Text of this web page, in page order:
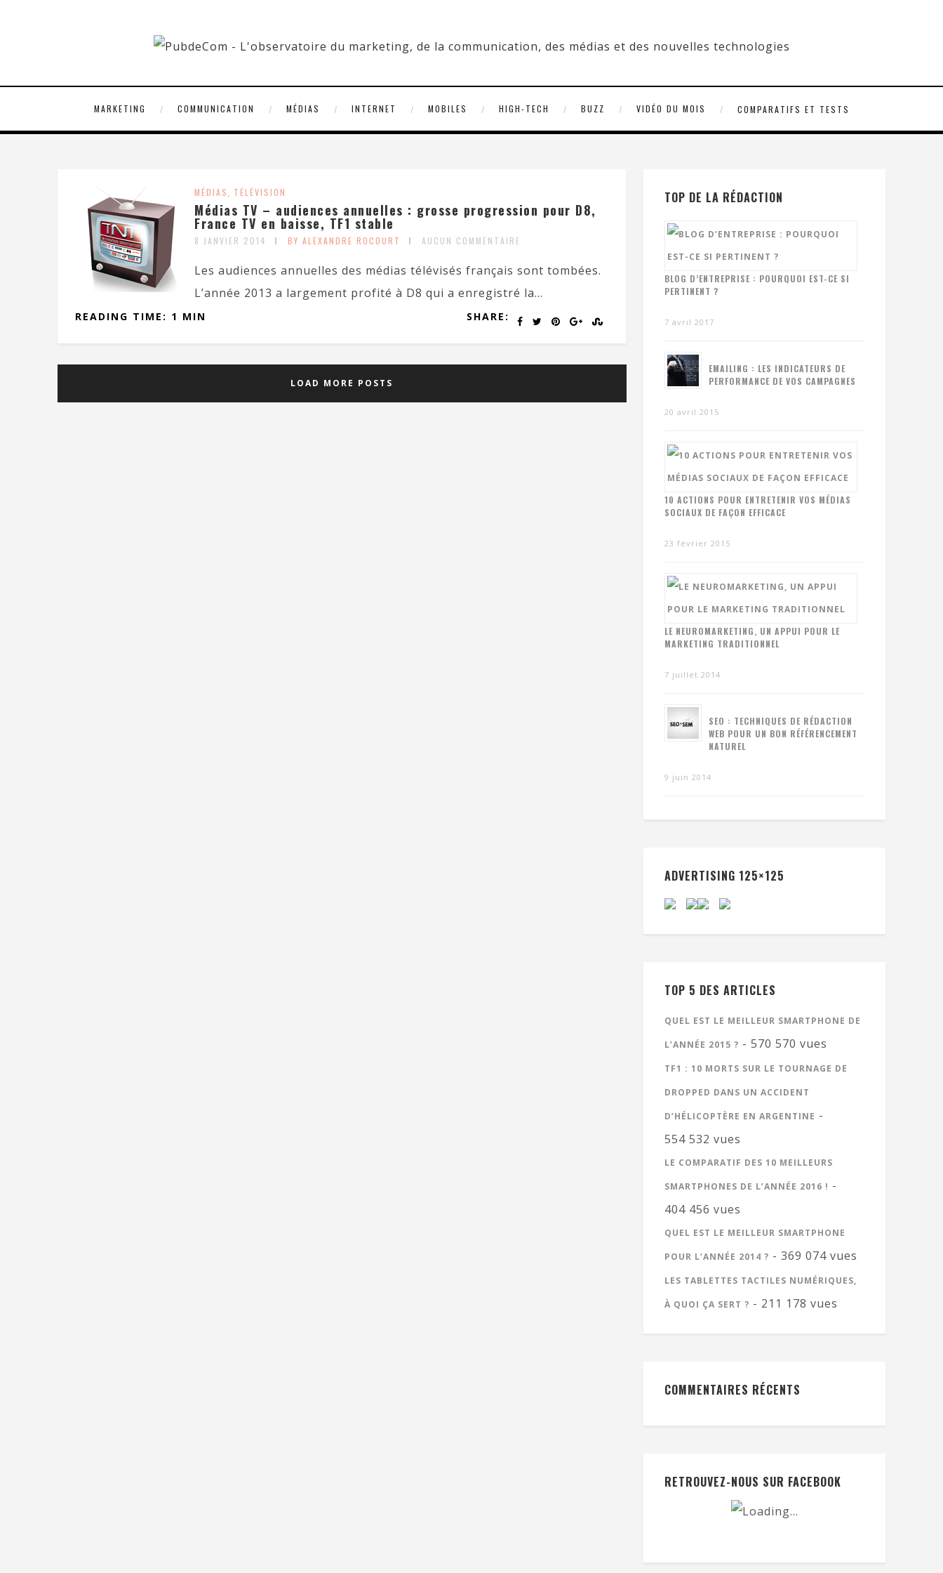
MARKETING COMMUNICATION MÉDIAS INTERNET MOBILES HIGH-TECH BUZZ VIDÉO DU MOIS COMPARATIFS ET TESTS
MÉDIAS, TÉLÉVISION
Médias TV – audiences annuelles : grosse progression pour D8,
France TV en baisse, TF1 stable
8 JANVIER 2014 BY ALEXANDRE ROCOURT AUCUN COMMENTAIRE
Les audiences annuelles des médias télévisés français sont tombées.
L’année 2013 a largement profité à D8 qui a enregistré la...
SHARE:
READING TIME: 1 MIN
LOAD MORE POSTS
TOP DE LA RÉDACTION
BLOG D’ENTREPRISE : POURQUOI EST-CE SI
PERTINENT ?
7 avril 2017
EMAILING : LES INDICATEURS DE
PERFORMANCE DE VOS CAMPAGNES
20 avril 2015
10 ACTIONS POUR ENTRETENIR VOS MÉDIAS
SOCIAUX DE FAÇON EFFICACE
23 février 2015
LE NEUROMARKETING, UN APPUI POUR LE
MARKETING TRADITIONNEL
7 juillet 2014
SEO : TECHNIQUES DE RÉDACTION
WEB POUR UN BON RÉFÉRENCEMENT
NATUREL
9 juin 2014
ADVERTISING 125×125
TOP 5 DES ARTICLES
QUEL EST LE MEILLEUR SMARTPHONE DE
L’ANNÉE 2015 ? - 570 570 vues
TF1 : 10 MORTS SUR LE TOURNAGE DE
DROPPED DANS UN ACCIDENT
D’HÉLICOPTÈRE EN ARGENTINE -
554 532 vues
LE COMPARATIF DES 10 MEILLEURS
SMARTPHONES DE L’ANNÉE 2016 ! -
404 456 vues
QUEL EST LE MEILLEUR SMARTPHONE
POUR L’ANNÉE 2014 ? - 369 074 vues
LES TABLETTES TACTILES NUMÉRIQUES,
À QUOI ÇA SERT ? - 211 178 vues
COMMENTAIRES RÉCENTS
RETROUVEZ-NOUS SUR FACEBOOK